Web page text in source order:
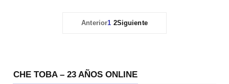
Anterior1 2Siguiente
CHE TOBA – 23 AÑOS ONLINE